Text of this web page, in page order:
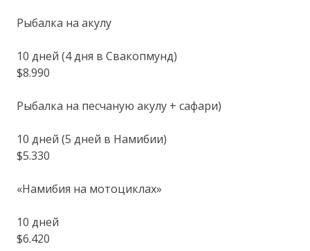
Рыбалка на акулу
10 дней (4 дня в Свакопмунд)
$8.990
Рыбалка на песчаную акулу + сафари)
10 дней (5 дней в Намибии)
$5.330
«Намибия на мотоциклах»
10 дней
$6.420